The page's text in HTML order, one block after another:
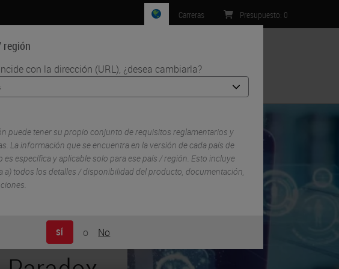
región
con la dirección (URL), ¿desea cambiarla?
puede tener su propio conjunto de requisitos reglamentarios y
La información que se encuentra en la versión de cada país de
es específica y aplicable solo para ese país / región. Esto incluye
a) todos los detalles / disponibilidad del producto, documentación,
SÍ o No
Carreras Presupuesto: 0